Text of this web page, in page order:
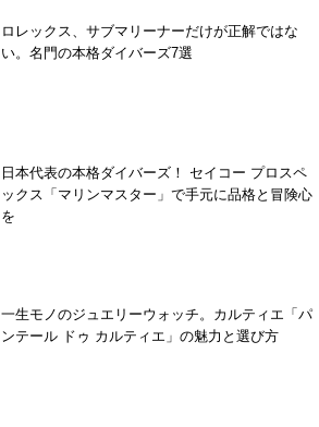
ロレックス、サブマリーナーだけが正解ではな
い。名門の本格ダイバーズ7選
日本代表の本格ダイバーズ！ セイコー プロスペ
ックス「マリンマスター」で手元に品格と冒険心
を
一生モノのジュエリーウォッチ。カルティエ「パ
ンテール ドゥ カルティエ」の魅力と選び方